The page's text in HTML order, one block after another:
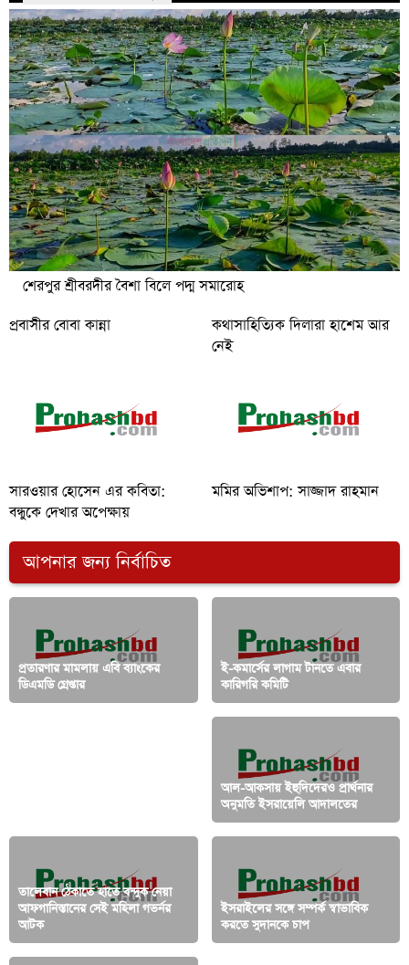
শেরপুর শ্রীবরদীর বৈশা বিলে পদ্ম সমারোহ
প্রবাসীর বোবা কান্না
কথাসাহিত্যিক দিলারা হাশেম আর
নেই
সারওয়ার হোসেন এর কবিতা:
বন্ধুকে দেখার অপেক্ষায়
মমির অভিশাপ: সাজ্জাদ রাহমান
আপনার জন্য নির্বাচিত
প্রতারণার মামলায় এবি ব্যাংকের
ডিএমডি গ্রেপ্তার
ই-কমার্সের লাগাম টানতে এবার
কারিগরি কমিটি
আল-আকসায় ইহুদিদেরও প্রার্থনার
অনুমতি ইসরায়েলি আদালতের
তালেবান ঠেকাতে হাতে বন্দুক নেয়া
আফগানিস্তানের সেই মহিলা গভর্নর
আটক
ইসরাইলের সঙ্গে সম্পর্ক স্বাভাবিক
করতে সুদানকে চাপ